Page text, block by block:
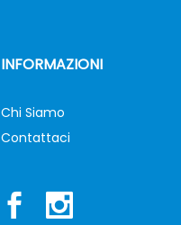
INFORMAZIONI
Chi Siamo
Contattaci